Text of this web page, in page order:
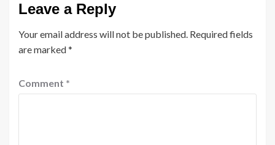
Leave a Reply
Your email address will not be published. Required fields
are marked*
Comment *